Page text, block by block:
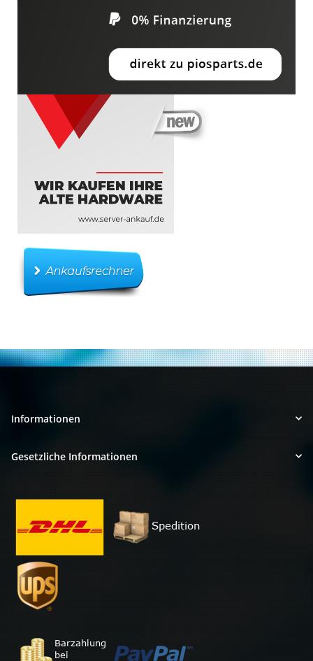
Informationen
Gesetzliche Informationen